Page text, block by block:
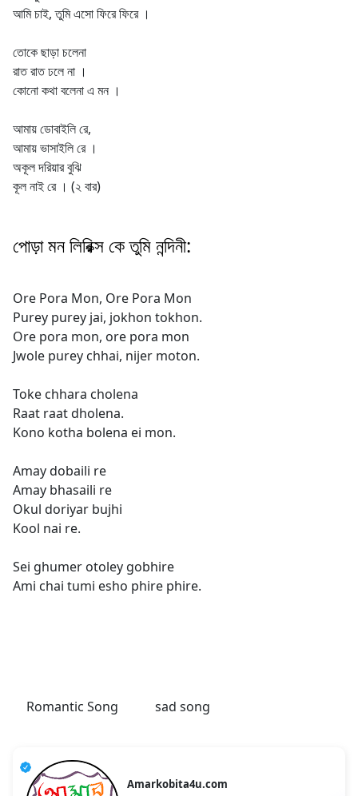
আমি চাই, তুমি এসো ফিরে ফিরে ।
তোকে ছাড়া চলেনা
রাত রাত ঢলে না ।
কোনো কথা বলেনা এ মন ।
আমায় ডোবাইলি রে,
আমায় ভাসাইলি রে ।
অকূল দরিয়ার বুঝি
কূল নাই রে । (২ বার)
পোড়া মন লিরিক্স কে তুমি নন্দিনী:
Ore Pora Mon, Ore Pora Mon
Purey purey jai, jokhon tokhon.
Ore pora mon, ore pora mon
Jwole purey chhai, nijer moton.
Toke chhara cholena
Raat raat dholena.
Kono kotha bolena ei mon.
Amay dobaili re
Amay bhasaili re
Okul doriyar bujhi
Kool nai re.
Sei ghumer otoley gobhire
Ami chai tumi esho phire phire.
Romantic Song sad song
Amarkobita4u.com